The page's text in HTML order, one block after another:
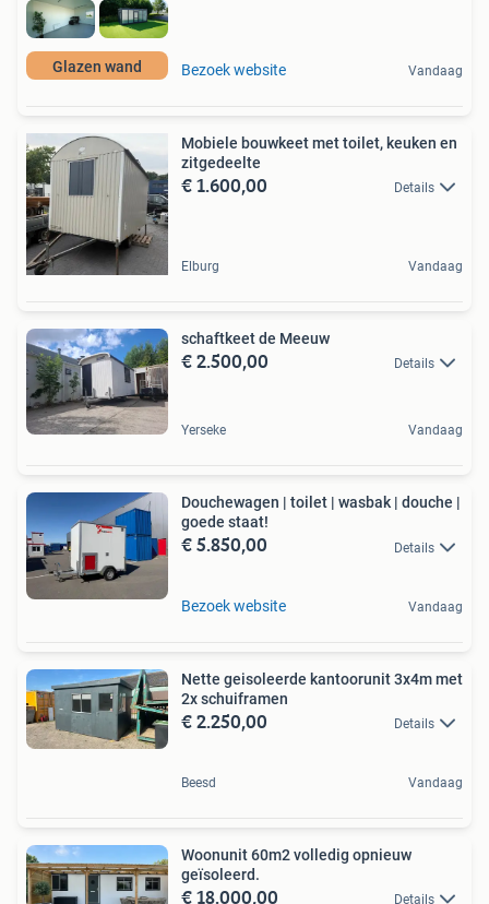
Glazen wand Bezoek website Vandaag
Mobiele bouwkeet met toilet, keuken en
zitgedeelte
€ 1.600,00 Details
Elburg Vandaag
schaftkeet de Meeuw
€ 2.500,00 Details
Yerseke Vandaag
Douchewagen | toilet | wasbak | douche |
goede staat!
€ 5.850,00 Details
Bezoek website Vandaag
Nette geisoleerde kantoorunit 3x4m met
2x schuiframen
€ 2.250,00 Details
Beesd Vandaag
Woonunit 60m2 volledig opnieuw
geïsoleerd.
€ 18.000,00 Details